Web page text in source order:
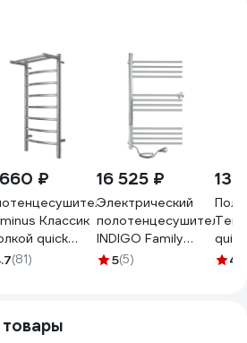
₽
Классик
quick
П8 400x850
(81)
16 525 ₽
Электрический
полотенцесушитель
INDIGO Family
(electro) 70/40
5(5)
13
4.8